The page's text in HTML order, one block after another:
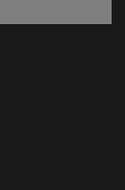
ventana)